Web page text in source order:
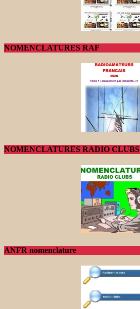
NOMENCLATURES RAF
NOMENCLATURES RADIO CLUBS
ANFR nomenclature